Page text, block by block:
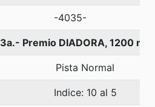
-4035-
3a.- Premio DIADORA, 1200
Pista Normal
Indice: 10 al 5